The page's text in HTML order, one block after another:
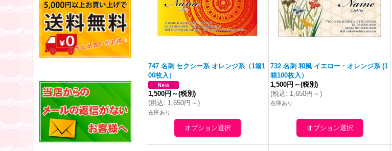
747 名刺 セクシー系オレンジ系（1箱1
00枚入）
1,500円 ～(税別)
(税込: 1,650円 ～)
在庫あり
732 名刺 和風 イエロー・オレンジ系 (1
箱100枚入）
1,500円 ～(税別)
(税込: 1,650円 ～)
在庫あり